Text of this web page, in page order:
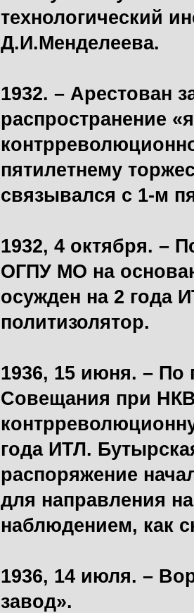
технологический
Д.И.Менделеева.
1932. – Арестован
распространение
пятилетнему
связывался с 1-м
1932, 4 октября. –
ОГПУ МО на
осужден на 2 года
политизолятор.
1936, 15 июня. – По
Совещания при
года ИТЛ.
распоряжение
для направления
наблюдением, как
1936, 14 июля. –
завод».